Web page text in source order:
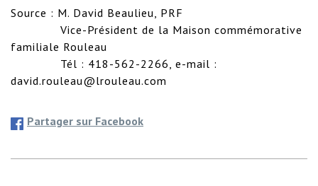
Source : M. David Beaulieu, PRF
familiale Rouleau
david.rouleau@lrouleau.com
Partager sur Facebook